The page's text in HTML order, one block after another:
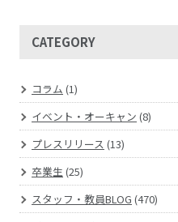
CATEGORY
コラム (1)
イベント・オーキャン (8)
プレスリリース (13)
卒業生(25)
スタッフ・教員BLOG (470)